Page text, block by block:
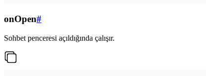
onOpen#
Sohbet penceresi açıldığında çalışır.